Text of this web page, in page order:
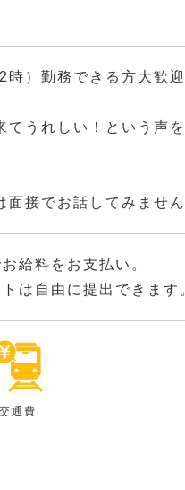
）勤務できる方大歓迎
うれしい！という声
接でお話してみません
給料をお支払い。
は自由に提出できます
交通費